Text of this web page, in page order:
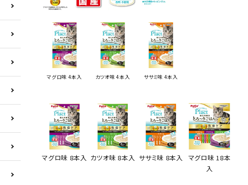
マグロ味 4本入 カツオ味 4本入 ササミ味 4本入
マグロ味 8本入 カツオ味 8本入 ササミ味 8本入
マグロ味 18本
入